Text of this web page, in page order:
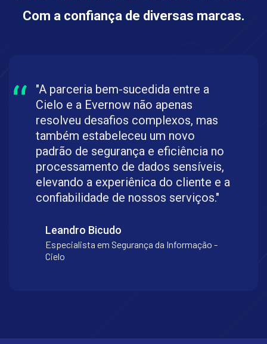
Com a confiança de diversas marcas.
"A parceria bem-sucedida entre a
Cielo e a Evernow não apenas
resolveu desafios complexos, mas
também estabeleceu um novo
padrão de segurança e eficiência no
processamento de dados sensíveis,
elevando a experiênica do cliente e a
confiabilidade de nossos serviços."
Leandro Bicudo
Especialista em Segurança da Informação -
Cielo